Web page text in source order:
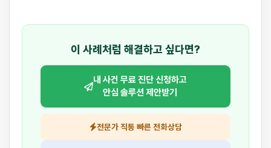
이 사례처럼 해결하고 싶다면?
내 사건 무료 진단 신청하고
안심 솔루션 제안받기
전문가 직통 빠른 전화상담